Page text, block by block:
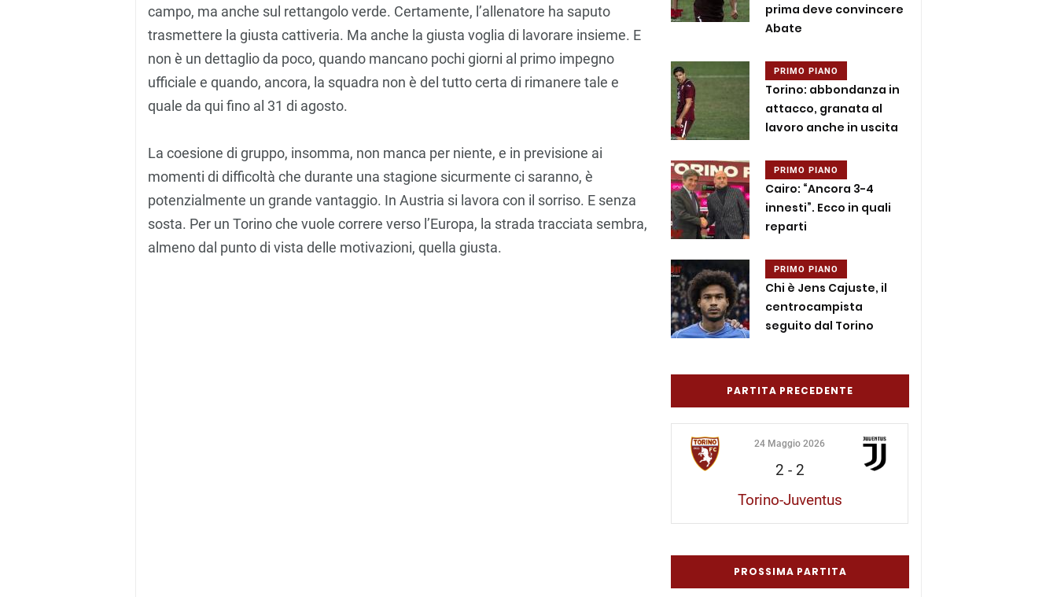
campo, ma anche sul rettangolo verde. Certamente, l’allenatore ha saputo
trasmettere la giusta cattiveria. Ma anche la giusta voglia di lavorare insieme. E
non è un dettaglio da poco, quando mancano pochi giorni al primo impegno
ufficiale e quando, ancora, la squadra non è del tutto certa di rimanere tale e
quale da qui fino al 31 di agosto.
La coesione di gruppo, insomma, non manca per niente, e in previsione ai
momenti di difficoltà che durante una stagione sicurmente ci saranno, è
potenzialmente un grande vantaggio. In Austria si lavora con il sorriso. E senza
sosta. Per un Torino che vuole correre verso l’Europa, la strada tracciata sembra,
almeno dal punto di vista delle motivazioni, quella giusta.
prima deve convincere
Abate
PRIMO PIANO
Torino: abbondanza in
attacco, granata al
lavoro anche in uscita
PRIMO PIANO
Cairo: “Ancora 3-4
innesti”. Ecco in quali
reparti
PRIMO PIANO
Chi è Jens Cajuste, il
centrocampista
seguito dal Torino
PARTITA PRECEDENTE
24 Maggio 2026
2 - 2
Torino-Juventus
PROSSIMA PARTITA